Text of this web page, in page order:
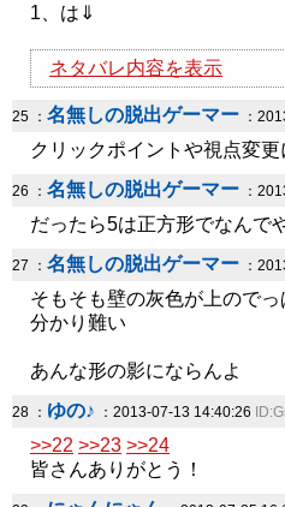
1、は⇓
ネタバレ内容を表示
25 ： 名無しの脱出ゲーマー ：
クリックポイントや視点変
26 ： 名無しの脱出ゲーマー ：
だったら5は正方形でなんで
27 ： 名無しの脱出ゲーマー ：
そもそも壁の灰色が上ので
分かり難い
あんな形の影にならんよ
28 ： ゆの♪ ：2013-07-13 14:40:26
>>22 >>23 >>24
皆さんありがとう！